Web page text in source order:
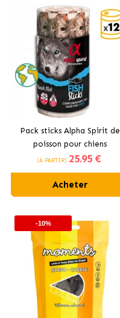
Pack sticks Alpha Spirit de
poisson pour chiens
(À PARTIR) 25.95 €
Acheter
-10%